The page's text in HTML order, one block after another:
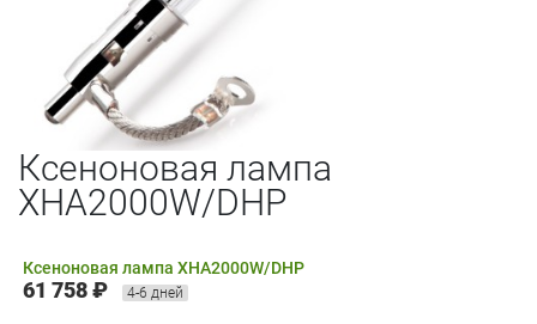
Ксеноновая лампа
XHA2000W/DHP
Ксеноновая лампа XHA2000W/DHP
61 758 ₽ 4-6 дней